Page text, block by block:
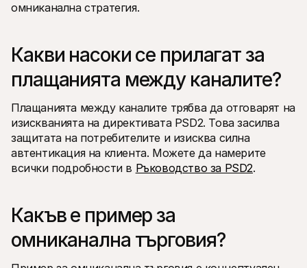
омниканална стратегия.
Какви насоки се прилагат за
плащанията между каналите?
Плащанията между каналите трябва да отговарят на
изискванията на директивата PSD2. Това засилва
защитата на потребителите и изисква силна
автентикация на клиента. Можете да намерите
всички подробности в Ръководство за PSD2.
Какъв е пример за
омниканална търговия?